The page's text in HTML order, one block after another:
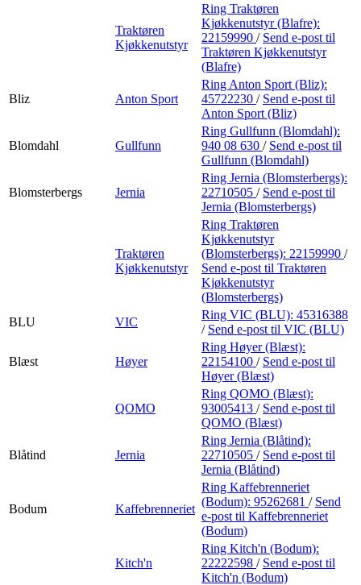
Traktøren
Kjøkkenutstyr
Ring Traktøren
Kjøkkenutstyr (Blafre):
22159990 / Send e-post til
Traktøren Kjøkkenutstyr
(Blafre)
Bliz Anton Sport
Ring Anton Sport (Bliz):
45722230 / Send e-post til
Anton Sport (Bliz)
Blomdahl Gullfunn
Ring Gullfunn (Blomdahl):
940 08 630 / Send e-post til
Gullfunn (Blomdahl)
Blomsterbergs Jernia
Ring Jernia (Blomsterbergs):
22710505 / Send e-post til
Jernia (Blomsterbergs)
Traktøren
Kjøkkenutstyr
Ring Traktøren
Kjøkkenutstyr
(Blomsterbergs): 22159990 /
Send e-post til Traktøren
Kjøkkenutstyr
(Blomsterbergs)
BLU
VIC
Ring VIC (BLU): 45316388
/ Send e-post til VIC (BLU)
Blæst Høyer
Ring Høyer (Blæst):
22154100 / Send e-post til
Høyer (Blæst)
QOMO
Ring QOMO (Blæst):
93005413 / Send e-post til
QOMO (Blæst)
Blåtind Jernia
Ring Jernia (Blåtind):
22710505 / Send e-post til
Jernia (Blåtind)
Bodum Kaffebrenneriet
Ring Kaffebrenneriet
(Bodum): 95262681 / Send
e-post til Kaffebrenneriet
(Bodum)
Kitch'n
Ring Kitch'n (Bodum):
22222598 / Send e-post til
Kitch'n (Bodum)